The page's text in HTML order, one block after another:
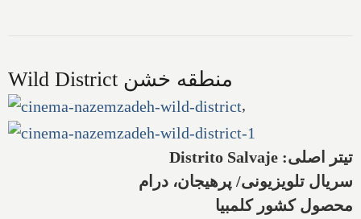
Wild District منطقه خشن
,
تیتر اصلی: Distrito Salvaje
سریال تلویزیونی/ پرهیجان، درام
محصول کشور کلمبیا